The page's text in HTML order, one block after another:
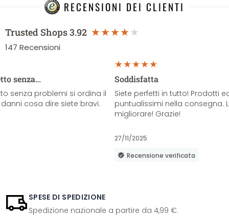
RECENSIONI DEI CLIENTI
Trusted Shops3.92
147 Recensioni
senza…
senza problemi si ordina il
cosa dire siete bravi.
Soddisfatta
Siete perfetti in tutto! Prodotti
puntualissimi nella consegna.
migliorare! Grazie!
27/11/2025
Recensione verificata
SPESE DI SPEDIZIONE
Spedizione nazionale a partire da 4,99 €.